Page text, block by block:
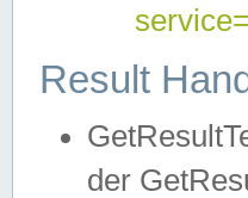
Result
der